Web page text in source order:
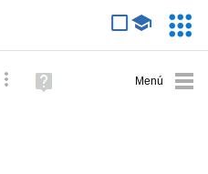
Búsqueda avanzada
Ayuda
(en